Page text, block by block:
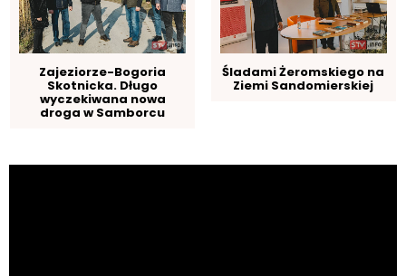
Zajeziorze-Bogoria
Skotnicka. Długo
wyczekiwana nowa
droga w Samborcu
Śladami Żeromskiego na
Ziemi Sandomierskiej